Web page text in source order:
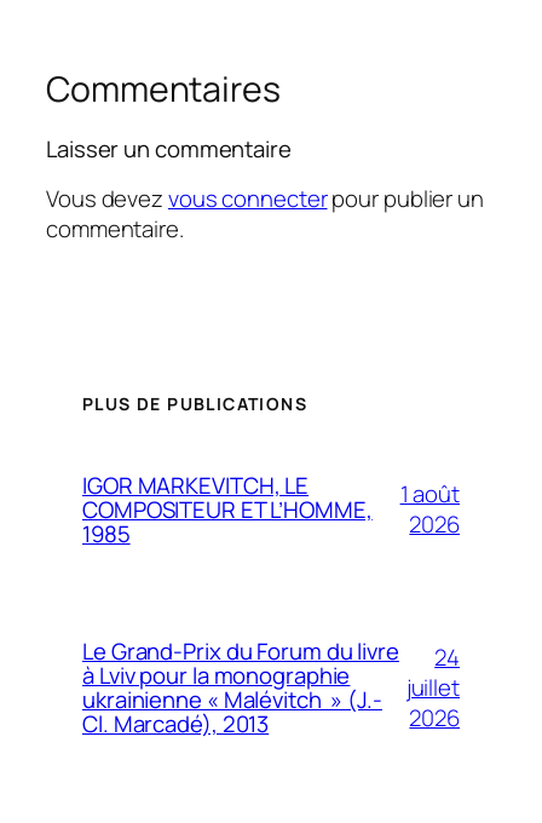
Commentaires
Laisser un commentaire
Vous devezvous connecterpour publier un
commentaire.
PLUS DE PUBLICATIONS
IGOR MARKEVITCH, LE
COMPOSITEUR ET L’HOMME,
1985
1 août
2026
Le Grand-Prix du Forum du livre
à Lviv pour la monographie
ukrainienne « Malévitch » (J.-
Cl. Marcadé), 2013
24
juillet
2026